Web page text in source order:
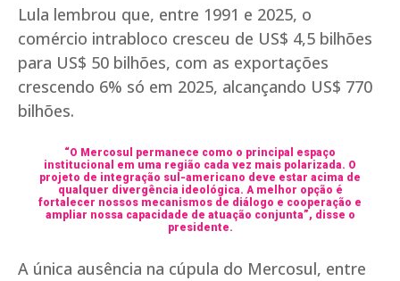
Lula lembrou que, entre 1991 e 2025, o
comércio intrabloco cresceu de US$ 4,5 bilhões
para US$ 50 bilhões, com as exportações
crescendo 6% só em 2025, alcançando US$ 770
bilhões.
“O Mercosul permanece como o principal espaço
institucional em uma região cada vez mais polarizada. O
projeto de integração sul-americano deve estar acima de
qualquer divergência ideológica. A melhor opção é
fortalecer nossos mecanismos de diálogo e cooperação e
ampliar nossa capacidade de atuação conjunta”, disse o
presidente.
A única ausência na cúpula do Mercosul, entre